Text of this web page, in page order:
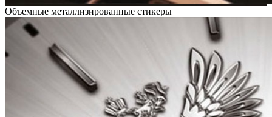
Объемные металлизированные стикеры